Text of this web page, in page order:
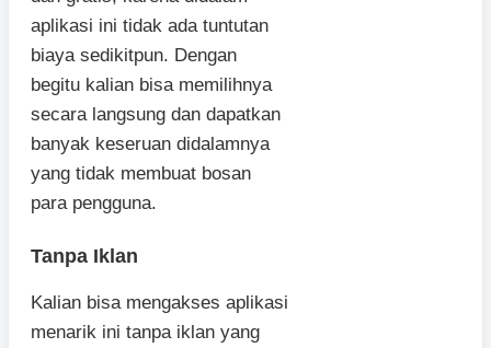
aplikasi ini tidak ada tuntutan
biaya sedikitpun. Dengan
begitu kalian bisa memilihnya
secara langsung dan dapatkan
banyak keseruan didalamnya
yang tidak membuat bosan
para pengguna.
Tanpa Iklan
Kalian bisa mengakses aplikasi
menarik ini tanpa iklan yang